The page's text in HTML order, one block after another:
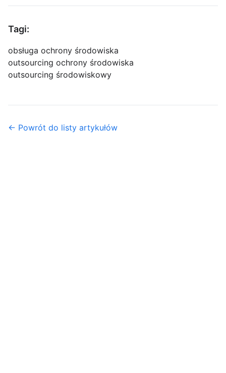
Tagi:
obsługa ochrony środowiska
outsourcing ochrony środowiska
outsourcing środowiskowy
← Powrót do listy artykułów